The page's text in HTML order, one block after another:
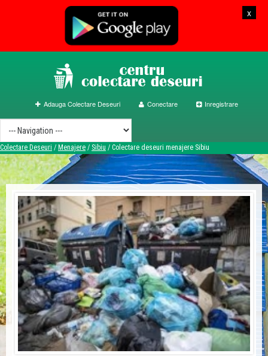
x
Adauga Colectare Deseuri Conectare Inregistrare
Colectare Deseuri / Menajere / Sibiu / Colectare deseuri menajere Sibiu